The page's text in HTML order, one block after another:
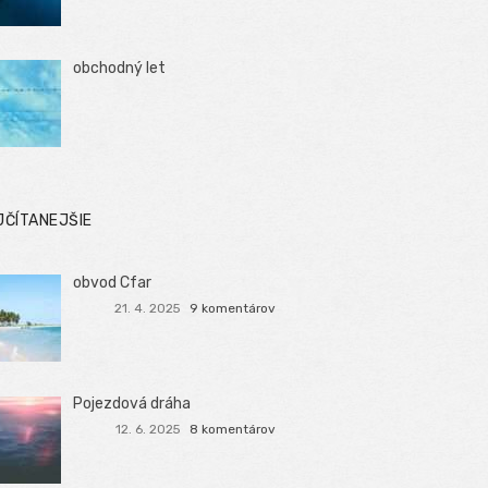
obchodný let
obvod Cfar
21. 4. 2025 9 komentárov
Pojezdová dráha
12. 6. 2025 8 komentárov